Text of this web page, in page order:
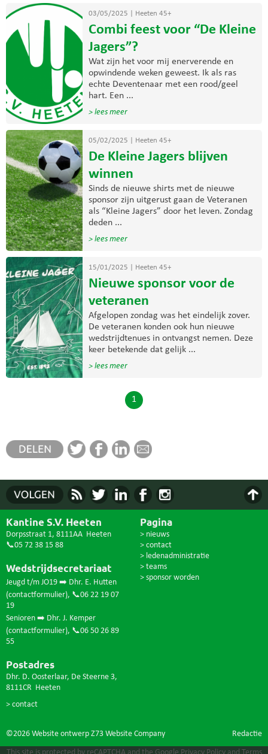
03/05/2025 Heeten 45+
Combi feest voor “De Kleine
Jagers”?
Wat zijn het voor mij enerverende en
opwindende weken geweest. Ik als ras
echte Deventenaar met een rood/geel
hart. Een ...
> lees meer
05/02/2025 Heeten 45+
De Kleine Jagers blijven
winnen
Sinds de nieuwe shirts met de nieuwe
sponsor zijn uitgerust gaan de Veteranen
als “Kleine Jagers” door het leven. Zondag
deden ...
> lees meer
15/01/2025 Heeten 45+
Nieuwe sponsor voor de
veteranen
Afgelopen zondag was het eindelijk zover.
De veteranen konden ook hun nieuwe
wedstrijdtenues in ontvangst nemen. Deze
keer betekende dat gelijk ...
> lees meer
1
Kantine S.V. Heeten
Dorpsstraat 1, 8111AA Heeten
📞05 72 38 15 88
Wedstrijdsecretariaat
Jeugd t/m JO19 ➡️ Dhr. E. Hutten
(contactformulier), 📞06 22 19 07
19
Senioren ➡️ Dhr. J. Kemper
(contactformulier), 📞06 50 26 89
55
Postadres
Dhr. D. Oosterlaar, De Steerne 3,
8111CR Heeten
> contact
Pagina
> nieuws
> contact
> ledenadministratie
> teams
> sponsor worden
©2026 Website ontwerp Z73 Website Company Redactie